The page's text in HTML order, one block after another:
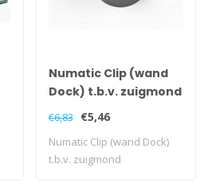
Numatic Clip (wand
Dock) t.b.v. zuigmond
parkeerstand
€6,83 €5,46
Numatic Clip (wand Dock)
t.b.v. zuigmond